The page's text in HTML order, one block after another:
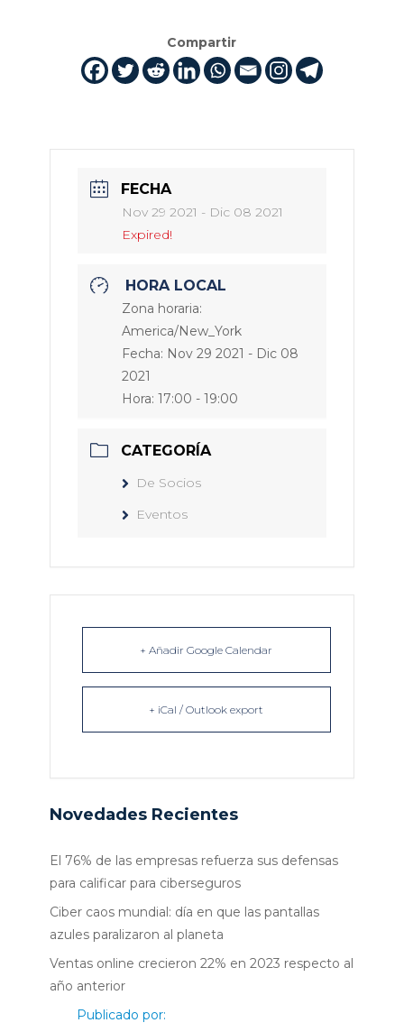
Compartir
FECHA
Nov 29 2021 - Dic 08 2021
Expired!
HORA LOCAL
Zona horaria:
America/New_York
Fecha: Nov 29 2021 - Dic 08
2021
Hora: 17:00 - 19:00
CATEGORÍA
De Socios
Eventos
+ Añadir Google Calendar
+ iCal / Outlook export
Novedades Recientes
El 76% de las empresas refuerza sus defensas
para calificar para ciberseguros
Ciber caos mundial: día en que las pantallas
azules paralizaron al planeta
Ventas online crecieron 22% en 2023 respecto al
año anterior
Publicado por: